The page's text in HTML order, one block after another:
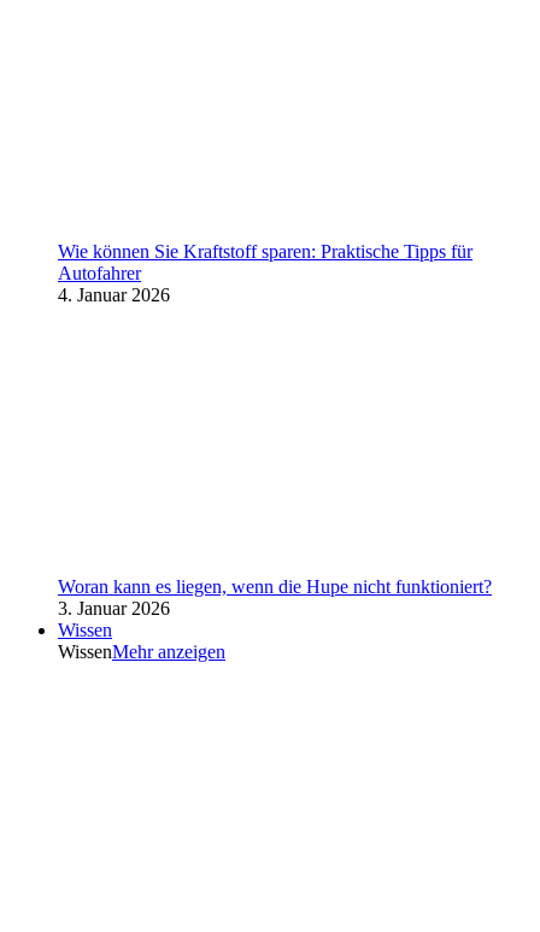
Wie können Sie Kraftstoff sparen: Praktische Tipps für
Autofahrer
4. Januar 2026
Woran kann es liegen, wenn die Hupe nicht funktioniert?
3. Januar 2026
Wissen
WissenMehr anzeigen